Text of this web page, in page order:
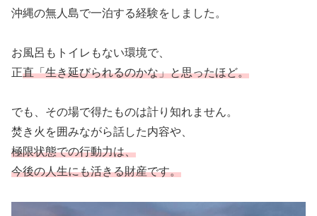
沖縄の無人島で一泊する経験をしました。
お風呂もトイレもない環境で、
正直「生き延びられるのかな」と思ったほど。
でも、その場で得たものは計り知れません。
焚き火を囲みながら話した内容や、
極限状態での行動力は、
今後の人生にも活きる財産です。